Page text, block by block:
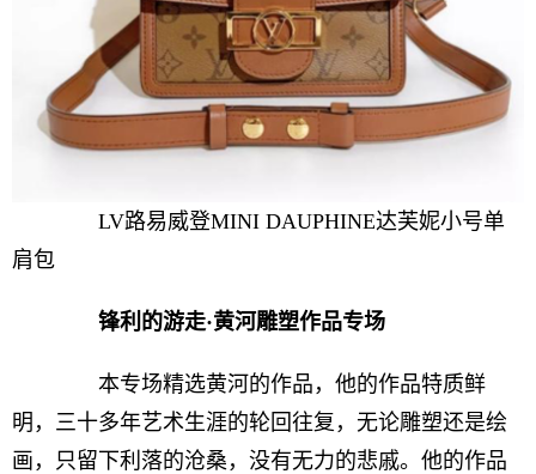
LV路易威登MINI DAUPHINE达芙妮小号单
肩包
锋利的游走·黄河雕塑作品专场
本专场精选黄河的作品，他的作品特质鲜
明，三十多年艺术生涯的轮回往复，无论雕塑还是绘
画，只留下利落的沧桑，没有无力的悲戚。他的作品